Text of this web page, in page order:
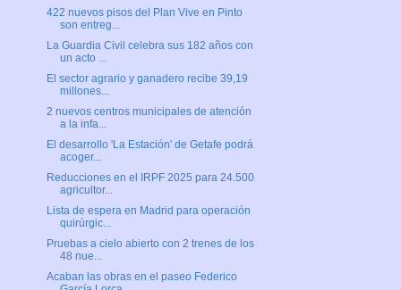
422 nuevos pisos del Plan Vive en Pinto
son entreg...
La Guardia Civil celebra sus 182 años con
un acto ...
El sector agrario y ganadero recibe 39,19
millones...
2 nuevos centros municipales de atención
a la infa...
El desarrollo 'La Estación' de Getafe podrá
acoger...
Reducciones en el IRPF 2025 para 24.500
agricultor...
Lista de espera en Madrid para operación
quirúrgic...
Pruebas a cielo abierto con 2 trenes de los
48 nue...
Acaban las obras en el paseo Federico